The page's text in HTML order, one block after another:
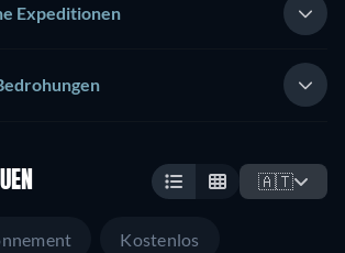
Expeditionen
🇦🇹
Kostenlos